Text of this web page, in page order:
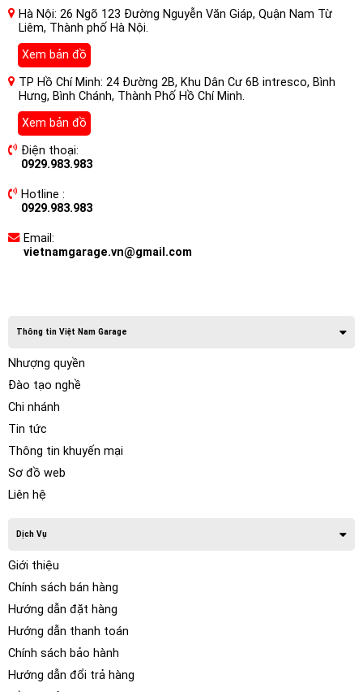
Hà Nội: 26 Ngõ 123 Đường Nguyễn Văn Giáp, Quận Nam Từ
Liêm, Thành phố Hà Nội.
Xem bản đồ
TP Hồ Chí Minh: 24 Đường 2B, Khu Dân Cư 6B intresco, Bình
Hưng, Bình Chánh, Thành Phố Hồ Chí Minh.
Xem bản đồ
Điện thoại:
0929.983.983
Hotline :
0929.983.983
Email:
vietnamgarage.vn@gmail.com
Thông tin Việt Nam Garage
Nhượng quyền
Đào tạo nghề
Chi nhánh
Tin tức
Thông tin khuyến mại
Sơ đồ web
Liên hệ
Dịch Vụ
Giới thiệu
Chính sách bán hàng
Hướng dẫn đặt hàng
Hướng dẫn thanh toán
Chính sách bảo hành
Hướng dẫn đổi trả hàng